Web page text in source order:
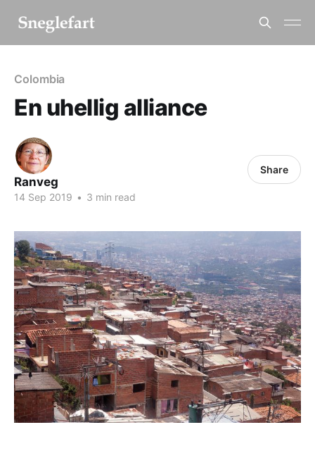
Colombia
En uhellig alliance
Ranveg
14 Sep 2019 • 3 min read
Share